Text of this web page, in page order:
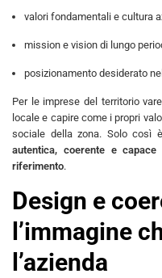
valori fondamentali e cultura
mission e vision di lungo
posizionamento desiderato
Per le imprese del territorio
locale e capire come i propri
sociale della zona. Solo così
autentica, coerente e
riferimento.
Design e
l’immagine
l’azienda